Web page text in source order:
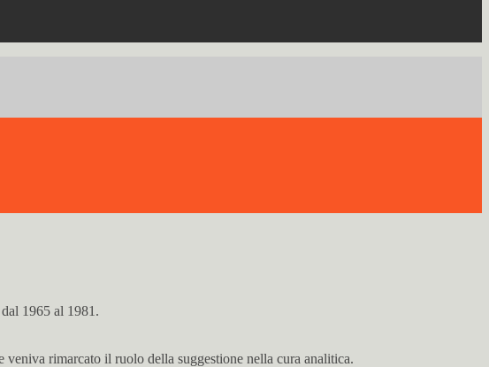
1965 al 1981.
rimarcato il ruolo della suggestione nella cura analitica.